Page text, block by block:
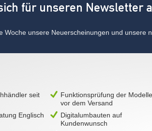
für unseren Newsletter
Woche unsere Neuerscheinungen und unsere
seit
Funktionsprüfung der Modelle
vor dem Versand
Englisch
Digitalumbauten auf
Kundenwunsch